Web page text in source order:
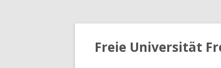
Freie Universität